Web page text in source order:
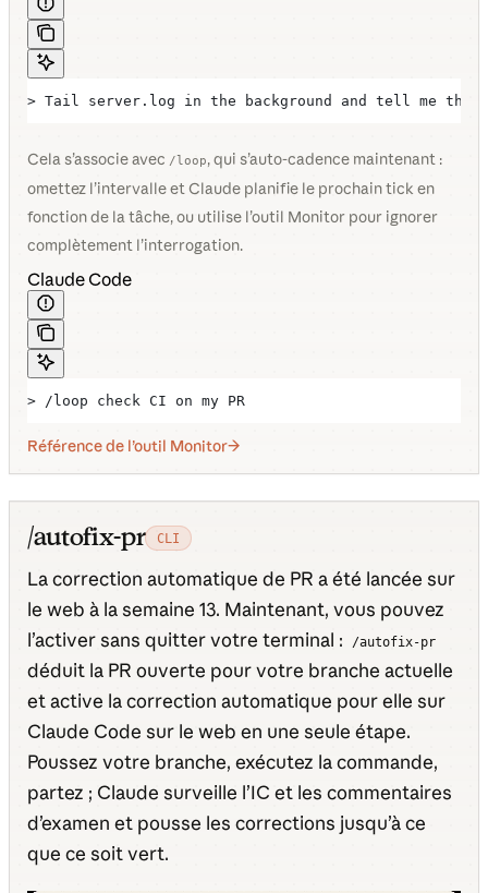
> Tail server.log in the background and tell me the
Cela s’associe avec /loop, qui s’auto-cadence maintenant :
omettez l’intervalle et Claude planifie le prochain tick en
fonction de la tâche, ou utilise l’outil Monitor pour ignorer
complètement l’interrogation.
Claude Code
> /loop check CI on my PR
Référence de l’outil Monitor
/autofix-pr CLI
La correction automatique de PR a été lancée sur
le web à la semaine 13. Maintenant, vous pouvez
l’activer sans quitter votre terminal :
/autofix-pr
déduit la PR ouverte pour votre branche actuelle
et active la correction automatique pour elle sur
Claude Code sur le web en une seule étape.
Poussez votre branche, exécutez la commande,
partez ; Claude surveille l’IC et les commentaires
d’examen et pousse les corrections jusqu’à ce
que ce soit vert.